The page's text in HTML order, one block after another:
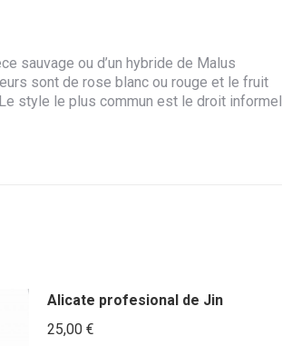
sauvage ou d’un hybride de Malus
sont de rose blanc ou rouge et le fruit
style le plus commun est le droit informel
Alicate profesional de Jin
25,00 €